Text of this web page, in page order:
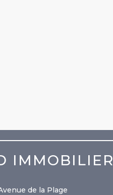
IMMOBILIER
de la Plage